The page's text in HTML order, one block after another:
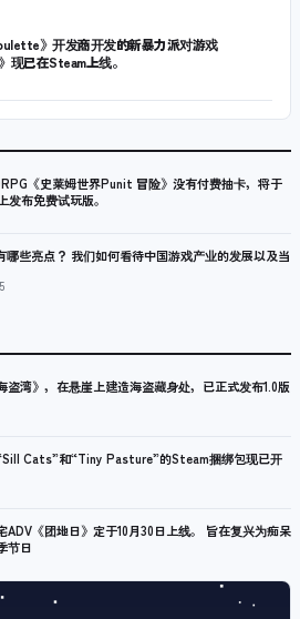
》开发商开发的新暴力派对游戏
现已在Steam上线。
《史莱姆世界Punit 冒险》没有付费抽卡，将于
布免费试玩版。
些亮点？ 我们如何看待中国游戏产业的发展以及当
盗湾》，在悬崖上建造海盗藏身处，已正式发布1.0版
Cats”和“Tiny Pasture”的Steam捆绑包现已开
ADV《团地日》定于10月30日上线。 旨在复兴为痴呆
节日